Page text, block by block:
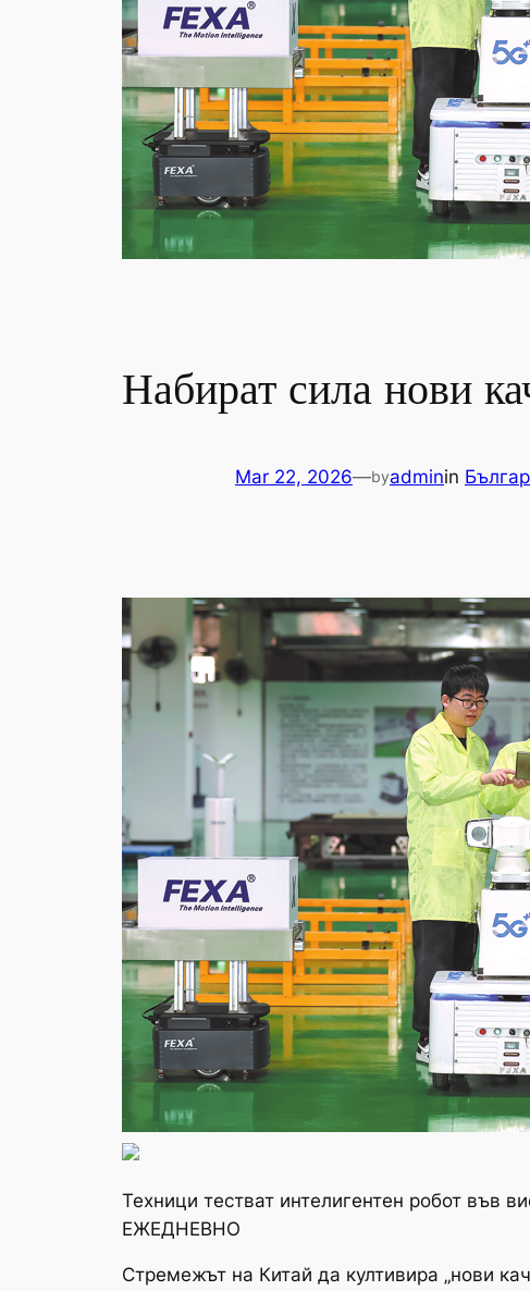
Набират сила нови
Mar 22, 2026—byadminin
Техници тестват интелигентен робот във
ЕЖЕДНЕВНО
Стремежът на Китай да култивира „нови